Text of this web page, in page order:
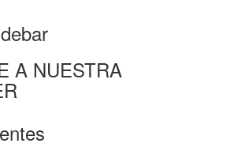
A NUESTRA